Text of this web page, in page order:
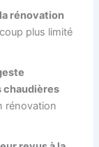
rénovation
plus limité
chaudières
rénovation